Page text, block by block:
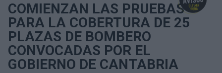
COMIENZAN LAS PRUEBAS
PARA LA COBERTURA DE 25
PLAZAS DE BOMBERO
CONVOCADAS POR EL
GOBIERNO DE CANTABRIA